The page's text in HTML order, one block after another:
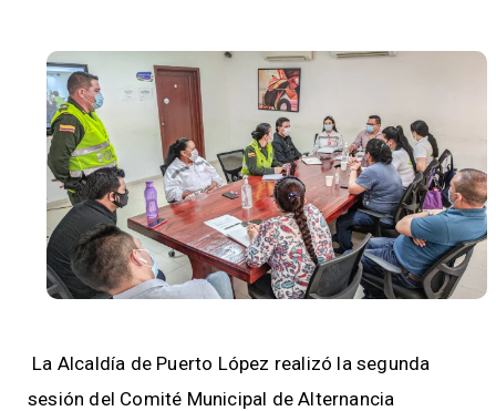
La Alcaldía de Puerto López realizó la segunda
sesión del Comité Municipal de Alternancia